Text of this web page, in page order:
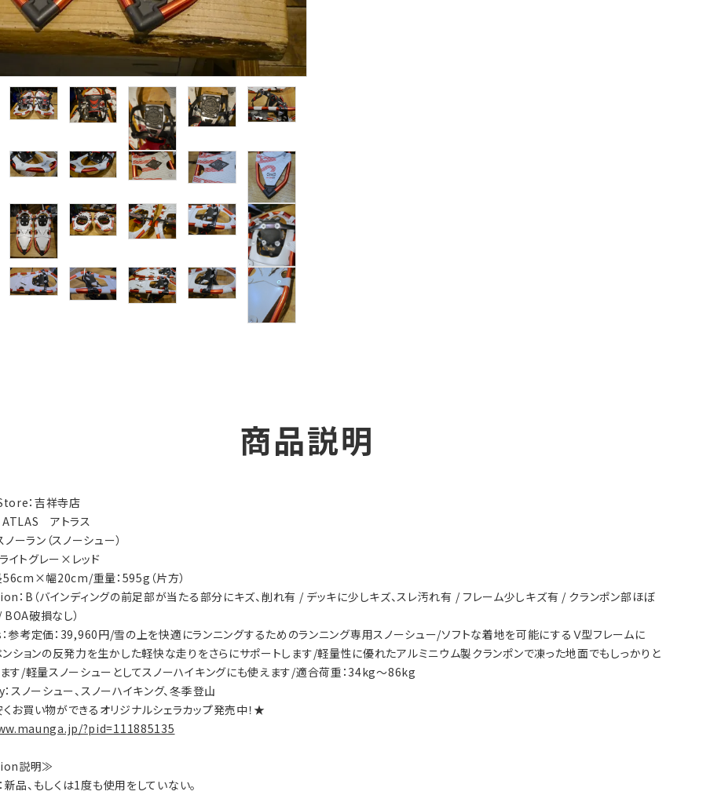
商品説明
：吉祥寺店
アトラス
ーラン（スノーシュー）
イトグレー×レッド
幅20cm/重量：595g（片方）
B（バインディングの前足部が当たる部分にキズ、削れ有 / デッキに少しキズ、スレ汚れ有 / フレーム少しキズ有 / クランポン部ほぼ
破損なし）
考定価：39,960円/雪の上を快適にランニングするためのランニング専用スノーシュー/ソフトな着地を可能にするＶ型フレームに
ションの反発力を生かした軽快な走りをさらにサポートします/軽量性に優れたアルミニウム製クランポンで凍った地面でもしっかりと
ます/軽量スノーシューとしてスノーハイキングにも使えます/適合荷重：34kg～86kg
ノーシュー、スノーハイキング、冬季登山
お買い物ができるオリジナルシェラカップ発売中！★
?pid=111885135
説明≫
新品、もしくは1度も使用をしていない。